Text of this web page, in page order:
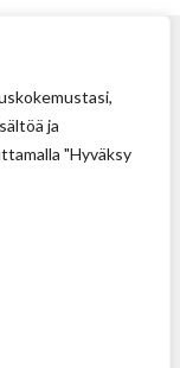
ja
"Hyväksy